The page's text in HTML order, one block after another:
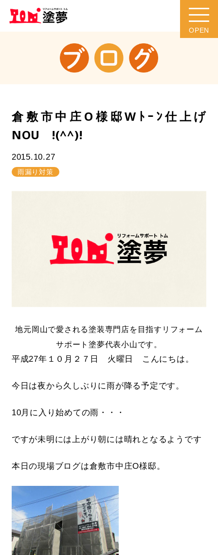
倉敷市中庄O様邸Wﾄｰﾝ仕上げ
NOU !(^^)!
2015.10.27
雨漏り対策
地元岡山で愛される塗装専門店を目指すリフォーム
サポート塗夢代表小山です。
平成27年１０月２７日 火曜日 こんにちは。
今日は夜から久しぶりに雨が降る予定です。
10月に入り始めての雨・・・
ですが未明には上がり朝には晴れとなるようです
本日の現場ブログは倉敷市中庄O様邸。